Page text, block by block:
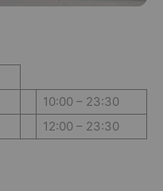
10:00 – 23:30
12:00 – 23:30